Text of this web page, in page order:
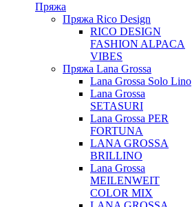
Пряжа
Пряжа Rico Design
RICO DESIGN
FASHION ALPACA
VIBES
Пряжа Lana Grossa
Lana Grossa Solo Lino
Lana Grossa
SETASURI
Lana Grossa PER
FORTUNA
LANA GROSSA
BRILLINO
Lana Grossa
MEILENWEIT
COLOR MIX